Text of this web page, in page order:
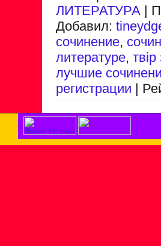
ЛИТЕРАТУРА |
Добавил:
сочинение,
литературе,
лучшие
регистрации |